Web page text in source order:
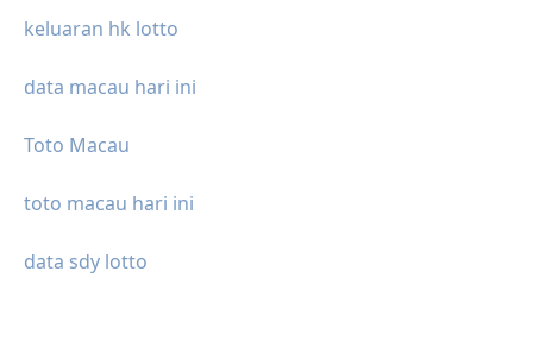
keluaran hk lotto
data macau hari ini
Toto Macau
toto macau hari ini
data sdy lotto